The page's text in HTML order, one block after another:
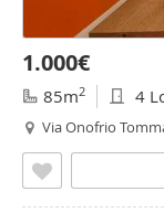
1.000€
85m2 4
Via Onofrio